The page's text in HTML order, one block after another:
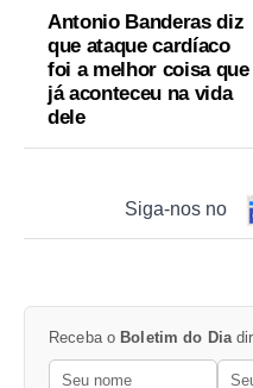
Antonio Banderas diz
que ataque cardíaco
foi a melhor coisa que
já aconteceu na vida
dele
Siga-nos no
Receba o Boletim do Dia